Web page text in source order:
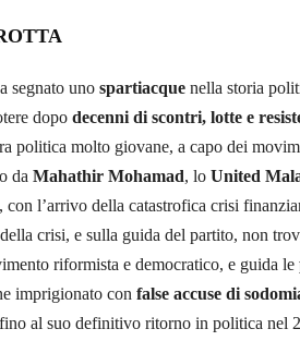
segnato uno spartiacque nella storia
dopo decenni di scontri, lotte e
politica molto giovane, a capo dei
da Mahathir Mohamad, lo United
con l’arrivo della catastrofica crisi
crisi, e sulla guida del partito, non
riformista e democratico, e guida le
imprigionato con false accuse di
al suo definitivo ritorno in politica nel